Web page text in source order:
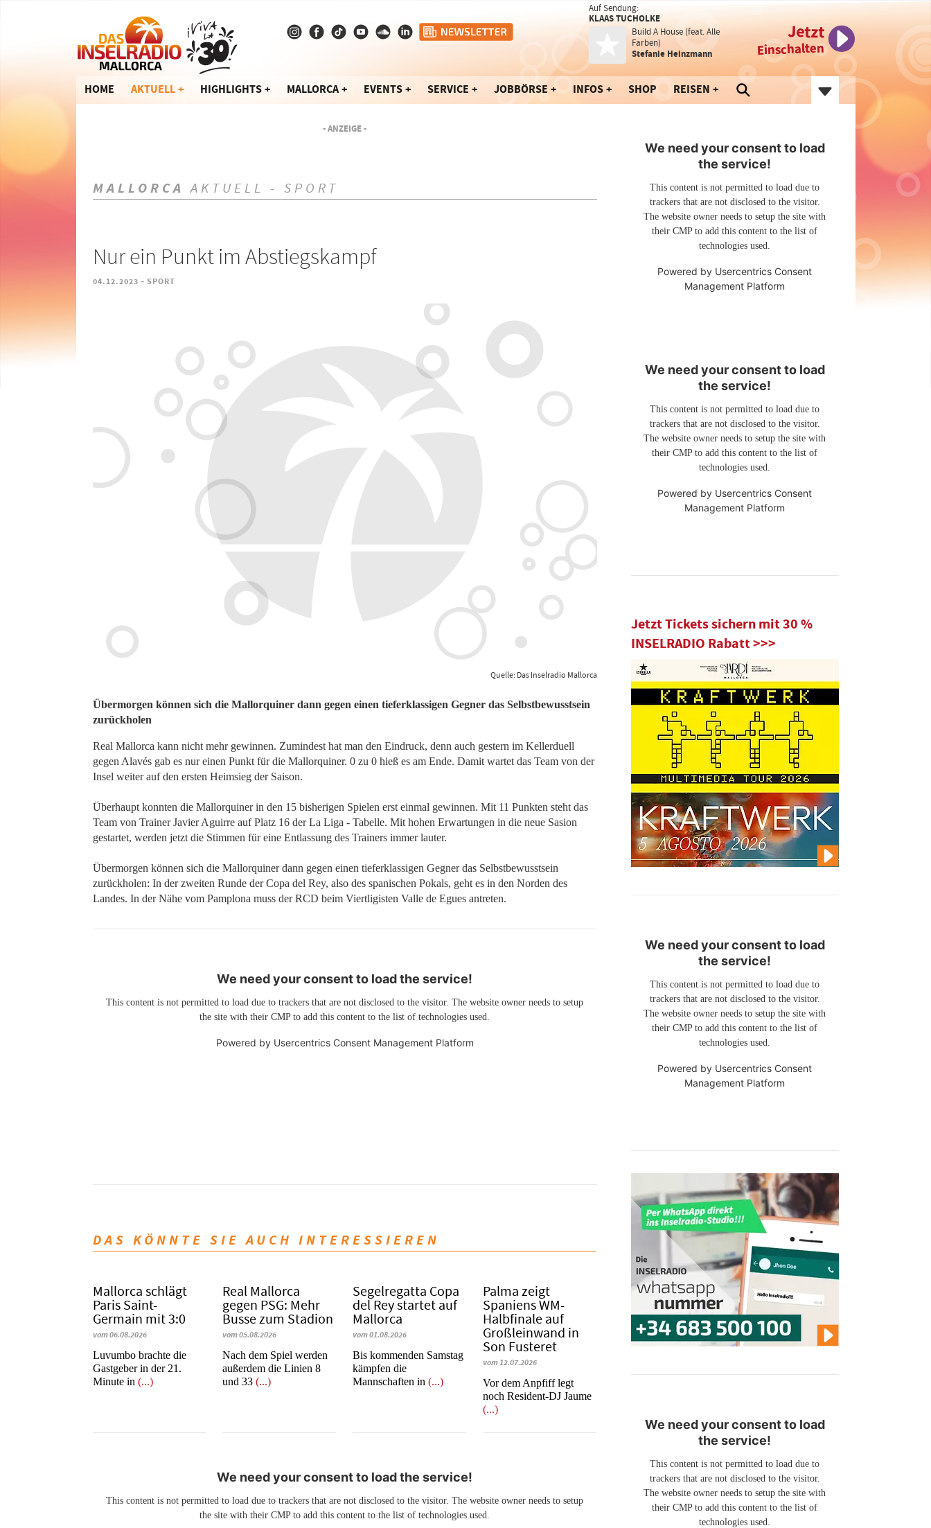
Auf Sendung:
KLAAS TUCHOLKE
Build A House (feat. Alle
Farben)
Stefanie Heinzmann
Jetzt
Einschalten
HOME AKTUELL HIGHLIGHTS MALLORCA EVENTS SERVICE JOBBÖRSE INFOS SHOP REISEN
- ANZEIGE -
MALLORCA AKTUELL - SPORT
Nur ein Punkt im Abstiegskampf
04.12.2023 - SPORT
Quelle: Das Inselradio Mallorca
Übermorgen können sich die Mallorquiner dann gegen einen tieferklassigen Gegner das Selbstbewusstsein
zurückholen
Real Mallorca kann nicht mehr gewinnen. Zumindest hat man den Eindruck, denn auch gestern im Kellerduell
gegen Alavés gab es nur einen Punkt für die Mallorquiner. 0 zu 0 hieß es am Ende. Damit wartet das Team von der
Insel weiter auf den ersten Heimsieg der Saison.
Überhaupt konnten die Mallorquiner in den 15 bisherigen Spielen erst einmal gewinnen. Mit 11 Punkten steht das
Team von Trainer Javier Aguirre auf Platz 16 der La Liga - Tabelle. Mit hohen Erwartungen in die neue Sasion
gestartet, werden jetzt die Stimmen für eine Entlassung des Trainers immer lauter.
Übermorgen können sich die Mallorquiner dann gegen einen tieferklassigen Gegner das Selbstbewusstsein
zurückholen: In der zweiten Runde der Copa del Rey, also des spanischen Pokals, geht es in den Norden des
Landes. In der Nähe vom Pamplona muss der RCD beim Viertligisten Valle de Egues antreten.
We need your consent to load the service!
This content is not permitted to load due to trackers that are not disclosed to the visitor. The website owner needs to setup
the site with their CMP to add this content to the list of technologies used.
Powered by Usercentrics Consent Management Platform
DAS KÖNNTE SIE AUCH INTERESSIEREN
Mallorca schlägt
Paris Saint-
Germain mit 3:0
vom 06.08.2026
Luvumbo brachte die
Gastgeber in der 21.
Minute in (...)
Real Mallorca
gegen PSG: Mehr
Busse zum Stadion
vom 05.08.2026
Nach dem Spiel werden
außerdem die Linien 8
und 33(...)
Segelregatta Copa
del Rey startet auf
Mallorca
vom 01.08.2026
Bis kommenden Samstag
kämpfen die
Mannschaften in(...)
Palma zeigt
Spaniens WM-
Halbfinale auf
Großleinwand in
Son Fusteret
vom 12.07.2026
​​​​​​​Vor dem Anpfiff legt
noch Resident-DJ Jaume
(...)
We need your consent to load the service!
This content is not permitted to load due to trackers that are not disclosed to the visitor. The website owner needs to setup
the site with their CMP to add this content to the list of technologies used.
We need your consent to load
the service!
This content is not permitted to load due to
trackers that are not disclosed to the visitor.
The website owner needs to setup the site with
their CMP to add this content to the list of
technologies used.
Powered by Usercentrics Consent
Management Platform
We need your consent to load
the service!
This content is not permitted to load due to
trackers that are not disclosed to the visitor.
The website owner needs to setup the site with
their CMP to add this content to the list of
technologies used.
Powered by Usercentrics Consent
Management Platform
Jetzt Tickets sichern mit 30 %
INSELRADIO Rabatt >>>
We need your consent to load
the service!
This content is not permitted to load due to
trackers that are not disclosed to the visitor.
The website owner needs to setup the site with
their CMP to add this content to the list of
technologies used.
Powered by Usercentrics Consent
Management Platform
We need your consent to load
the service!
This content is not permitted to load due to
trackers that are not disclosed to the visitor.
The website owner needs to setup the site with
their CMP to add this content to the list of
technologies used.